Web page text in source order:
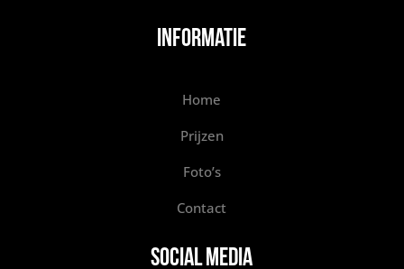
Informatie
Home
Prijzen
Foto’s
Contact
Social Media